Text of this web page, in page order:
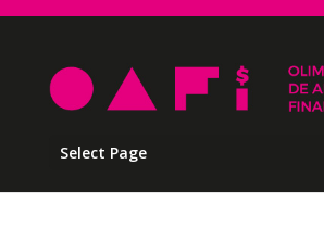
Select Page